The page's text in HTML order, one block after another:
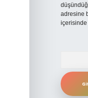
adresine
içerisinde